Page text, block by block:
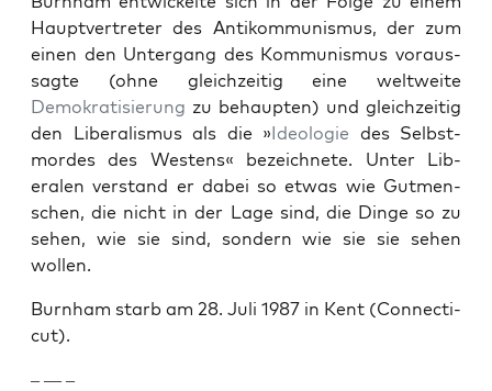
Hauptvertreter des Antikom­mu­nis­mus, der zum
einen den Unter­gang des Kom­mu­nis­mus voraus­
sagte (ohne gle­ichzeit­ig eine weltweite
Demokratisierung zu behaupten) und gle­ichzeit­ig
den Lib­er­al­is­mus als die »Ide­olo­gie des Selb­st­
mordes des West­ens« beze­ich­nete. Unter Lib­
eralen ver­stand er dabei so etwas wie Gut­men­
schen, die nicht in der Lage sind, die Dinge so zu
sehen, wie sie sind, son­dern wie sie sie sehen
wollen.
Burn­ham starb am 28. Juli 1987 in Kent (Con­necti­
cut).
– — –